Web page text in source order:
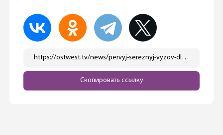
https://ostwest.tv/news/pervyj-sereznyj-vyzov-dlya-hds/
Скопировать ссылку